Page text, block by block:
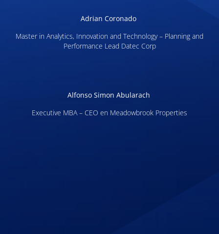
Adrian Coronado
Master in Analytics, Innovation and Technology – Planning and
Performance Lead Datec Corp
Alfonso Simon Abularach
Executive MBA – CEO en Meadowbrook Properties